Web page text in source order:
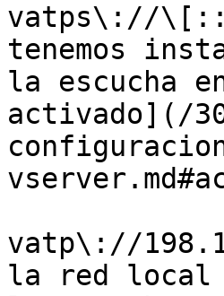
vatps\://
tenemos
la escucha
activado](/
vatp\://
la red local